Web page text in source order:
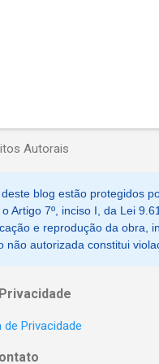
Autorais
blog estão protegidos
Artigo 7º, inciso I, da Lei
e reprodução da obra,
não autorizada constitui
de Privacidade